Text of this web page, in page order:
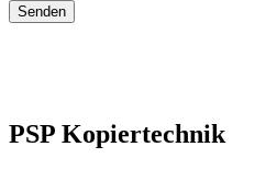
Senden
PSP Kopiertechnik